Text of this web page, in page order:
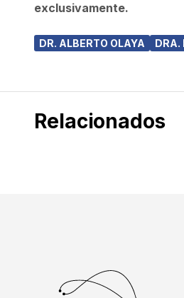
exclusivamente.
DR. ALBERTO OLAYA DRA.
Relacionados